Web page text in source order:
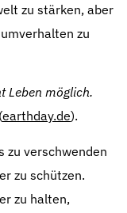
zu stärken, aber
zu
Leben möglich.
earthday.de).
zu verschwenden
zu schützen.
zu halten,